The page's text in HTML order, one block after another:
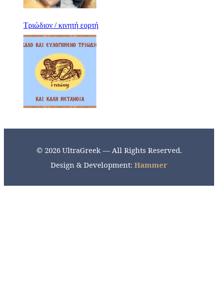
Τριώδιον / κινητή εορτή
© 2026 UltraGreek — All Rights Reserved.
Design & Development: Hammer